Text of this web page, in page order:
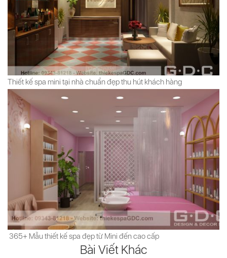
Thiết kế spa mini tại nhà chuẩn đẹp thu hút khách hàng
365+ Mẫu thiết kế spa đẹp từ Mini đến cao cấp
Bài Viết Khác